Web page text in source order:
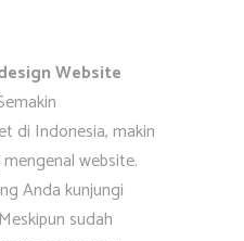
Website
di Indonesia, makin
website.
Anda kunjungi
sudah